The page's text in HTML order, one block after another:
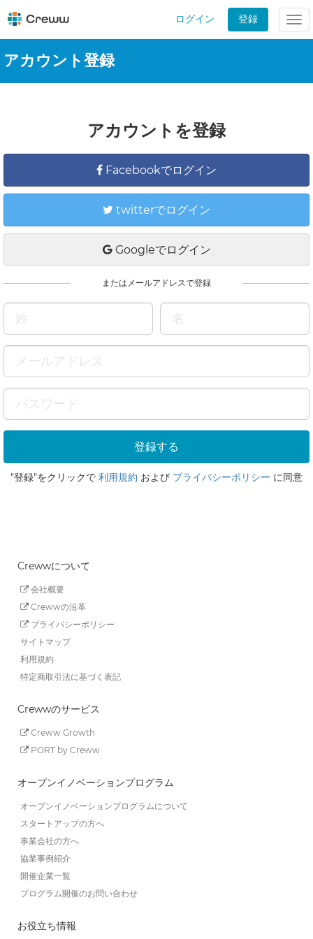
ログイン 登録
アカウント登録
アカウントを登録
Facebookでログイン
twitterでログイン
Googleでログイン
またはメールアドレスで登録
"登録"をクリックで 利用規約 および プライバシーポリシー に同意
Crewwについて
会社概要
Crewwの沿革
プライバシーポリシー
サイトマップ
利用規約
特定商取引法に基づく表記
Crewwのサービス
Creww Growth
PORT by Creww
オープンイノベーションプログラム
オープンイノベーションプログラムについて
スタートアップの方へ
事業会社の方へ
協業事例紹介
開催企業一覧
プログラム開催のお問い合わせ
お役立ち情報